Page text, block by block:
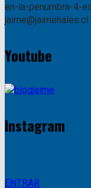
en-la-penumbra-4-
jaime@jaimehales.cl
Youtube
Instagram
ENTRAR